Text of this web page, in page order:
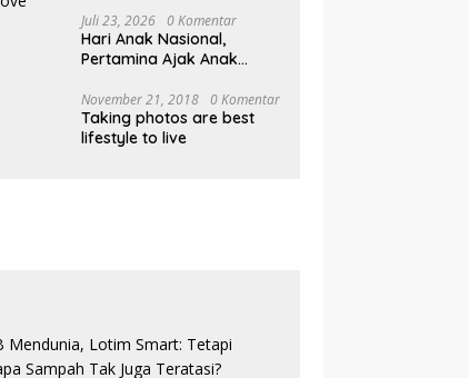
Juli 23, 2026 0 Komentar
Hari Anak Nasional,
Pertamina Ajak Anak
hingga Tanam 1.000
Mangrove
November 21, 2018 0 Komentar
Taking photos are best
lifestyle to live